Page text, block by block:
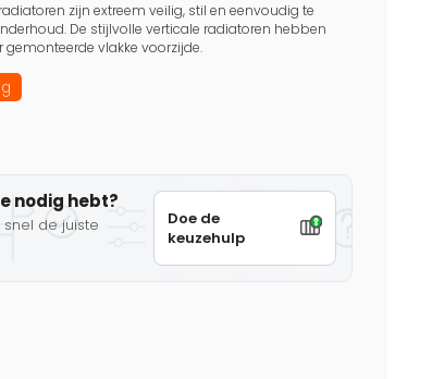
zijn extreem veilig, stil en eenvoudig te
De stijlvolle verticale radiatoren hebben
vlakke voorzijde.
nodig hebt?
de juiste
Doe de
keuzehulp